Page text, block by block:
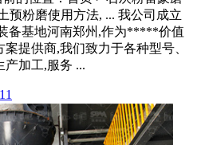
预粉磨使用方法, ... 我公司成立
备基地河南郑州,作为*****价值
提供商,我们致力于各种型号、
产加工,服务 ...